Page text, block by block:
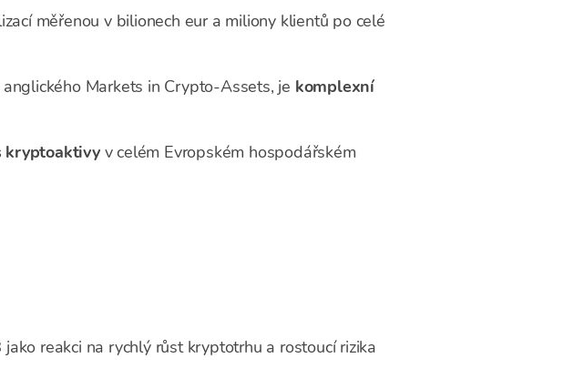
měřenou v bilionech eur a miliony klientů po celé
Markets in Crypto-Assets, je komplexní
kryptoaktivyv celém Evropském hospodářském
reakci na rychlý růst kryptotrhu a rostoucí rizika